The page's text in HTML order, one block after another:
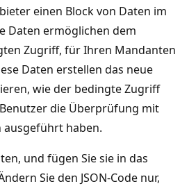
einen Block von Daten im
Daten ermöglichen dem
Zugriff, für Ihren Mandanten
Daten erstellen das neue
wie der bedingte Zugriff
die Überprüfung mit
haben.
und fügen Sie sie in das
Sie den JSON-Code nur,